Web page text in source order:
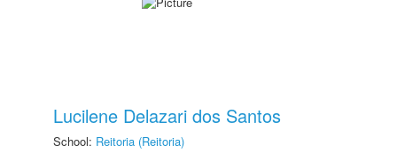
Lucilene Delazari dos Santos
School: Reitoria (Reitoria)